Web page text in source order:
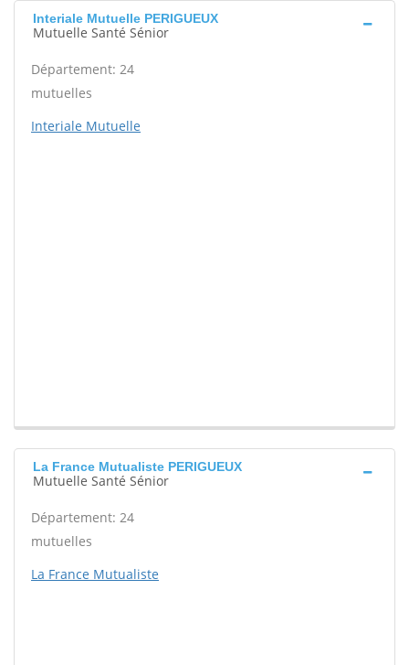
Interiale Mutuelle PERIGUEUX
Mutuelle Santé Sénior
Département: 24
mutuelles
Interiale Mutuelle
La France Mutualiste PERIGUEUX
Mutuelle Santé Sénior
Département: 24
mutuelles
La France Mutualiste